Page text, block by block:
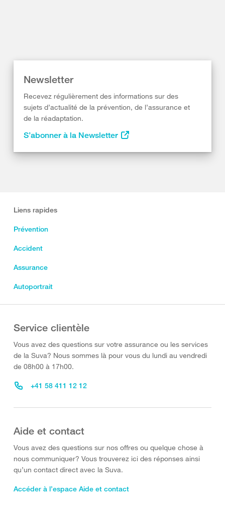
Newsletter
Recevez régulièrement des informations sur des
sujets d’actualité de la prévention, de l’assurance et
de la réadaptation.
S’abonner à la Newsletter
Liens rapides
Prévention
Accident
Assurance
Autoportrait
Service clientèle
Vous avez des questions sur votre assurance ou les services
de la Suva? Nous sommes là pour vous du lundi au vendredi
de 08h00 à 17h00.
+41 58 411 12 12
Aide et contact
Vous avez des questions sur nos offres ou quelque chose à
nous communiquer? Vous trouverez ici des réponses ainsi
qu’un contact direct avec la Suva.
Accéder à l’espace Aide et contact